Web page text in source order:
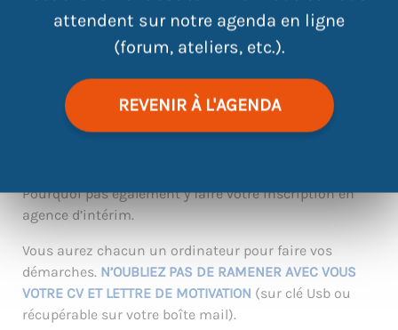
attendent sur notre agenda en ligne
(forum, ateliers, etc.).
REVENIR À L'AGENDA
CHERCHEZ DES OFFRES ET POSTULEZ! Du concret pour
😊. Attention, atelier réservé aux jeunes en
En petit groupe, profitez deCONSEILSINDIVIDUALISÉS
POUR DES CANDIDATURES EFFICACES. L’occasion
Pourquoi pas également y faire votre inscription en
agence d’intérim.
Vous aurez chacun un ordinateur pour faire vos
démarches. N’OUBLIEZ PAS DE RAMENER AVEC VOUS
VOTRE CV ET LETTRE DE MOTIVATION (sur clé Usb ou
récupérable sur votre boîte mail).